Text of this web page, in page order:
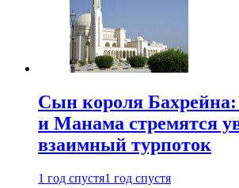
Сын короля
и Манама стремятся
взаимный турпоток
1 год спустя1 год спустя